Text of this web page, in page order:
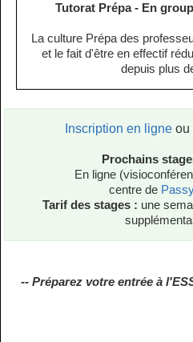
Tutorat Prépa - En
La culture Prépa des
et le fait d'être en effectif
depuis plus
Inscription en ligneou
Prochains
En ligne
centre de
Tarif des stages : une
-- Préparez votre entrée à